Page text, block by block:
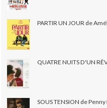
PARTIR UN JOUR de
QUATRE NUITS D'UN
SOUS TENSION de